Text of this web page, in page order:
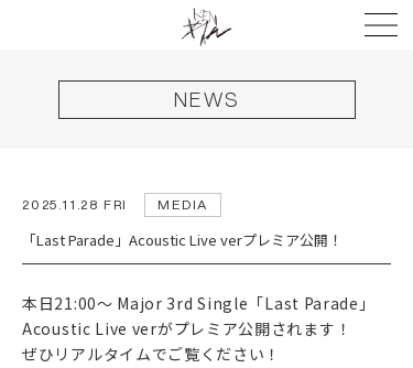
HOME
LIVE
DISCOGRAPHY
NEWS
2025.11.28 FRI MEDIA
「Last Parade」Acoustic Live verプレミア公開！
本日21:00〜 Major 3rd Single「Last Parade」
Acoustic Live verがプレミア公開されます！
ぜひリアルタイムでご覧ください！